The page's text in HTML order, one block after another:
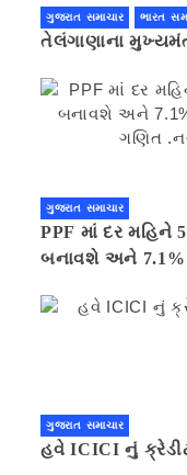
ગુજરાત સમાચાર ભારત
તેલંગાણાના
ગુજરાત સમાચાર
PPF માં દર મહિને
બનાવશે અને
ગુજરાત સમાચાર
હવે ICICI નું